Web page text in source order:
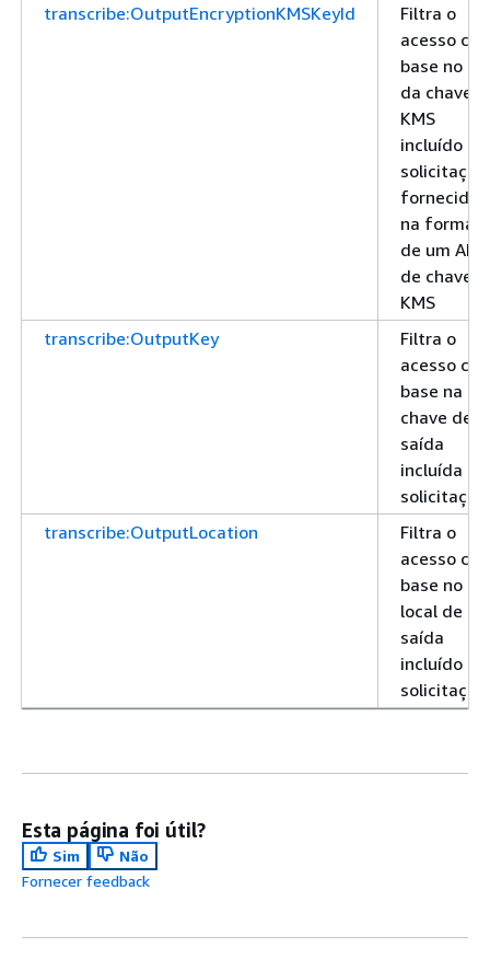
transcribe:OutputEncryptionKMSKeyId
Filtra o
acesso
base no ID
da chave
KMS
incluído na
solicitação,
fornecido
na forma
de um ARN
de chave
KMS
transcribe:OutputKey
Filtra o
acesso
base na
chave de
saída
incluída na
solicitação
transcribe:OutputLocation
Filtra o
acesso
base no
local de
saída
incluído na
solicitação
Esta página foi útil?
Sim
Não
Fornecer feedback